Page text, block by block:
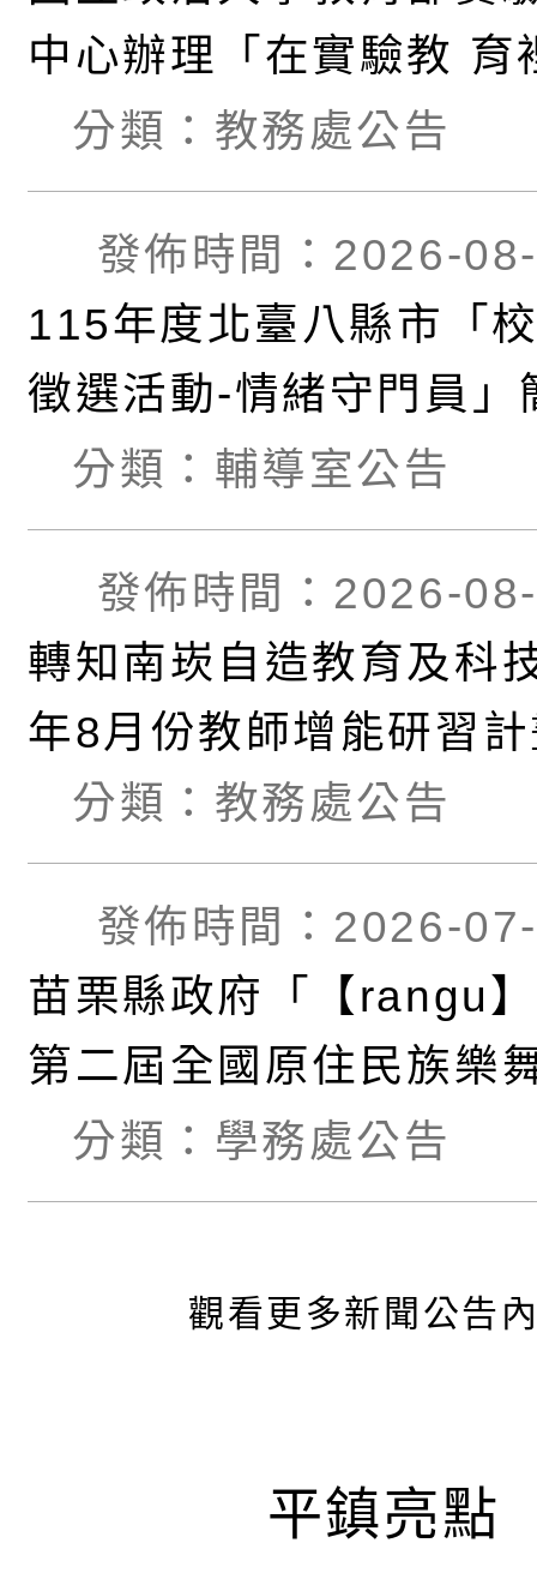
中心辦理「在實驗教 育
個人發展的可能性」推
分類：教務處公告
發佈時間：2026-
115年度北臺八縣市「
徵選活動-情緒守門員」
動海報
分類：輔導室公告
發佈時間：2026-
轉知南崁自造教育及科
年8月份教師增能研習
分類：教務處公告
發佈時間：2026-
苗栗縣政府「【rangu
第二屆全國原住民族樂
動延期辦理
分類：學務處公告
觀看更多新聞公告
平鎮亮點